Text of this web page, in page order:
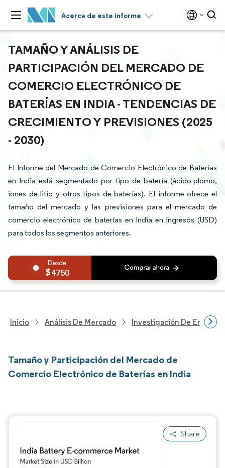
Acerca de este informe
TAMAÑO Y ANÁLISIS DE
PARTICIPACIÓN DEL MERCADO DE
COMERCIO ELECTRÓNICO DE
BATERÍAS EN INDIA - TENDENCIAS DE
CRECIMIENTO Y PREVISIONES (2025
- 2030)
El Informe del Mercado de Comercio Electrónico de Baterías
en India está segmentado por tipo de batería (ácido-plomo,
iones de litio y otros tipos de baterías). El informe ofrece el
tamaño del mercado y las previsiones para el mercado de
comercio electrónico de baterías en India en ingresos (USD)
para todos los segmentos anteriores.
4750
Inicio Análisis De Mercado Investigación De Energía
Tamaño y Participación del Mercado de
Comercio Electrónico de Baterías en India
Share